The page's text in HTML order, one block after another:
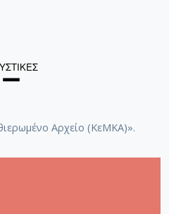
Αρχείο (ΚεΜΚΑ)».